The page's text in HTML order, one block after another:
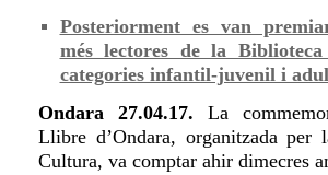
Posteriorment es van
més lectores de la
categories infantil-juvenil i
Ondara 27.04.17. La
Llibre d’Ondara, organitzada per
Cultura, va comptar ahir dimecres